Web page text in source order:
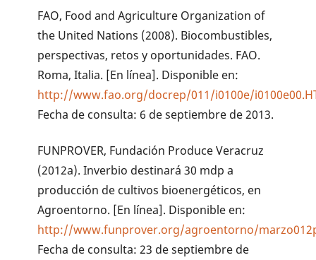
FAO, Food and Agriculture Organization of
the United Nations (2008). Biocombustibles,
perspectivas, retos y oportunidades. FAO.
Roma, Italia. [En línea]. Disponible en:
http://www.fao.org/docrep/011/i0100e/
Fecha de consulta: 6 de septiembre de 2013.
FUNPROVER, Fundación Produce Veracruz
(2012a). Inverbio destinará 30 mdp a
producción de cultivos bioenergéticos, en
Agroentorno. [En línea]. Disponible en:
http://www.funprover.org/agroentorno/
Fecha de consulta: 23 de septiembre de